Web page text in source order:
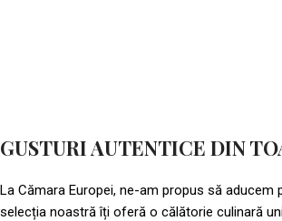
GUSTURI AUTENTICE DIN
La Cămara Europei, ne-am propus să
selecția noastră îți oferă o călătorie culinară